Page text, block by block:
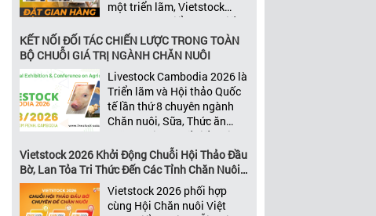
một triển lãm, Vietstock
2026 còn là điểm hẹn chiến
lược của ngành. Quy tụ
những đơn vị kinh doanh
hàng đầu, những lãnh
đạo và nhà cung cấp trong
chuỗi giá
trị ngành, Vietstock mang
đến nền tảng kết nối toàn
giá trị […]
KẾT NỐI ĐỐI TÁC CHIẾN LƯỢC TRONG TOÀN
BỘ CHUỖI GIÁ TRỊ NGÀNH CHĂN NUÔI
Livestock Cambodia 2026 là
Triển lãm và Hội thảo Quốc
tế lần thứ 8 chuyên ngành
Chăn nuôi, Sữa, Thức ăn
chăn nuôi và Chế biến thịt
tại Campuchia. Đây được
đánh giá là một trong những
niên uy tín và đáng chú ý
nhất của ngành nông nghiệp
Vietstock 2026 Khởi Động Chuỗi Hội Thảo Đầu
Bờ, Lan Tỏa Tri Thức Đến Các Tỉnh Chăn Nuôi
Trọng Điểm
Vietstock 2026 phối hợp
cùng Hội Chăn nuôi Việt